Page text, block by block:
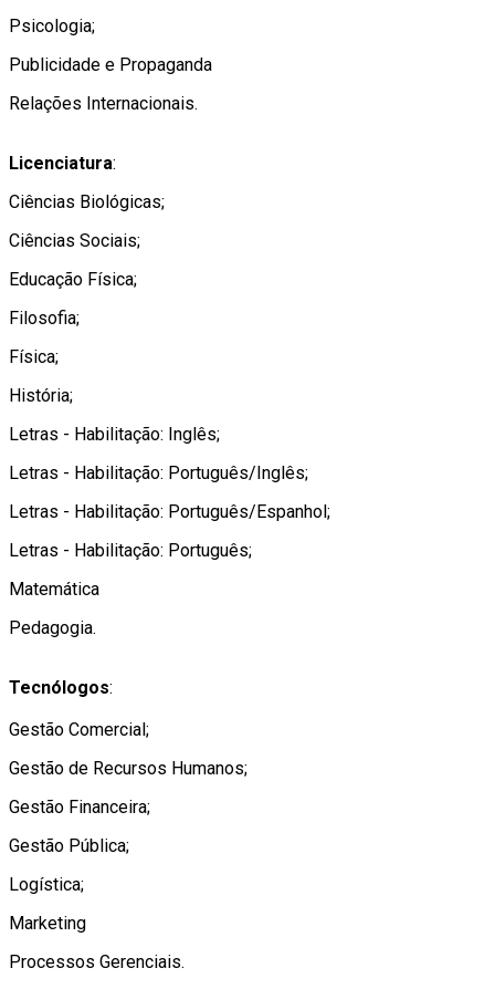
Psicologia;
Publicidade e Propaganda
Relações Internacionais.
Licenciatura:
Ciências Biológicas;
Ciências Sociais;
Educação Física;
Filosofia;
Física;
História;
Letras - Habilitação: Inglês;
Letras - Habilitação: Português/Inglês;
Letras - Habilitação: Português/Espanhol;
Letras - Habilitação: Português;
Matemática
Pedagogia.
Tecnólogos:
Gestão Comercial;
Gestão de Recursos Humanos;
Gestão Financeira;
Gestão Pública;
Logística;
Marketing
Processos Gerenciais.